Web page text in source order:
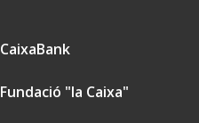
CaixaBank
Fundació "la Caixa"